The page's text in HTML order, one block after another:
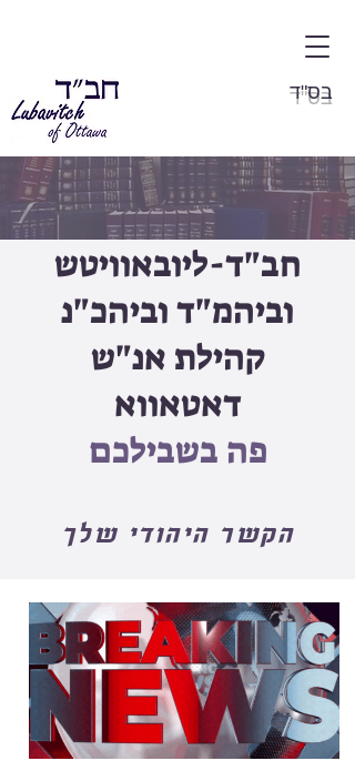
בס"ד
חב"ד-ליובאוויטש
וביהמ"ד וביהכ"נ
קהילת אנ"ש
דאטאווא
פה בשבילכם
הקשר היהודי שלך